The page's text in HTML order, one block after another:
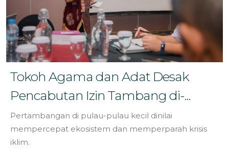
Sorotan Berita
Bahasa
Tokoh Agama dan Adat Desak
Pencabutan Izin Tambang di-...
Pertambangan di pulau-pulau kecil dinilai
mempercepat ekosistem dan memperparah krisis
iklim.